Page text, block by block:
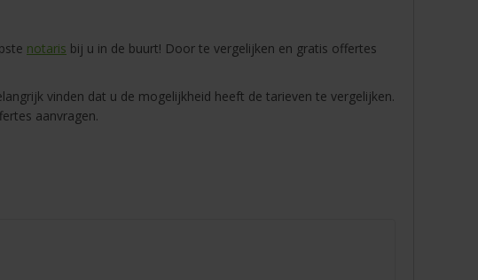
notaris bij u in de buurt! Door te vergelijken en gratis offertes
vinden dat u de mogelijkheid heeft de tarieven te vergelijken.
aanvragen.